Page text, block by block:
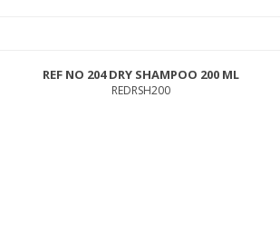
REF NO 204 DRY SHAMPOO 200 ML
REDRSH200